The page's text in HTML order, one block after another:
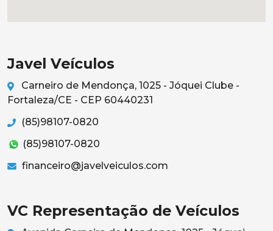
Javel Veículos
Carneiro de Mendonça, 1025 - Jóquei Clube -
Fortaleza/CE - CEP 60440231
(85)98107-0820
(85)98107-0820
financeiro@javelveiculos.com
VC Representação de Veículos